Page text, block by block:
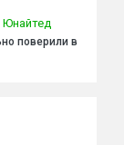
поверили в